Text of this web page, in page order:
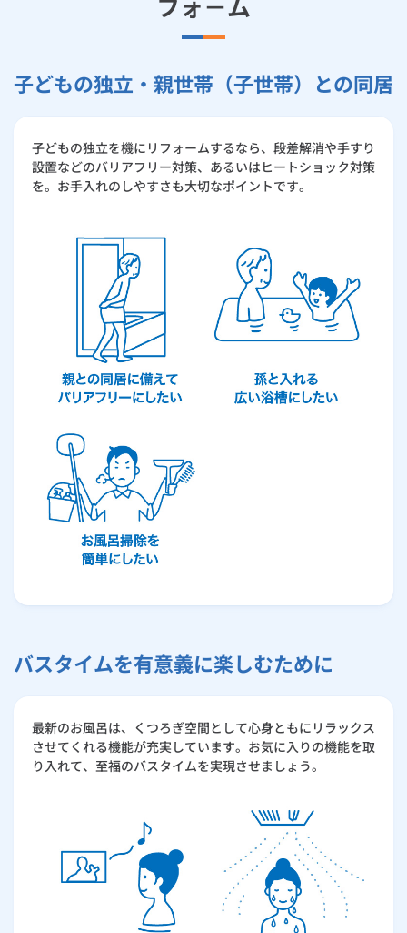
子どもの独立・親世帯（子世帯）との同居
子どもの独立を機にリフォームするなら、段差解消や手すり
設置などのバリアフリー対策、あるいはヒートショック対策
を。お手入れのしやすさも大切なポイントです。
バスタイムを有意義に楽しむために
最新のお風呂は、くつろぎ空間として心身ともにリラックス
させてくれる機能が充実しています。お気に入りの機能を取
り入れて、至福のバスタイムを実現させましょう。